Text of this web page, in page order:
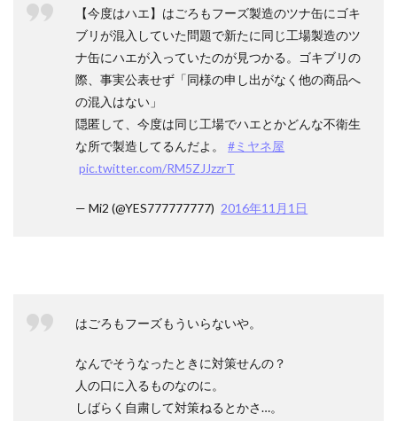
【今度はハエ】はごろもフーズ製造のツナ缶にゴキ
ブリが混入していた問題で新たに同じ工場製造のツ
ナ缶にハエが入っていたのが見つかる。ゴキブリの
際、事実公表せず「同様の申し出がなく他の商品へ
の混入はない」
隠匿して、今度は同じ工場でハエとかどんな不衛生
な所で製造してるんだよ。
#ミヤネ屋
pic.twitter.com/RM5ZJJzzrT
— Mi2 (@YES777777777) 2016年11月1日
はごろもフーズもういらないや。
なんでそうなったときに対策せんの？
人の口に入るものなのに。
しばらく自粛して対策ねるとかさ…。